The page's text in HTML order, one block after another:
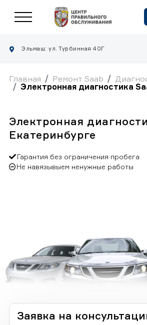
Эльмаш: ул. Турбинная 40Г
Главная Ремонт Saab
Электронная диагностика
Электронная
Екатеринбурге
Гарантия без ограничения пробега
Не навязывыем ненужные работы
Заявка на